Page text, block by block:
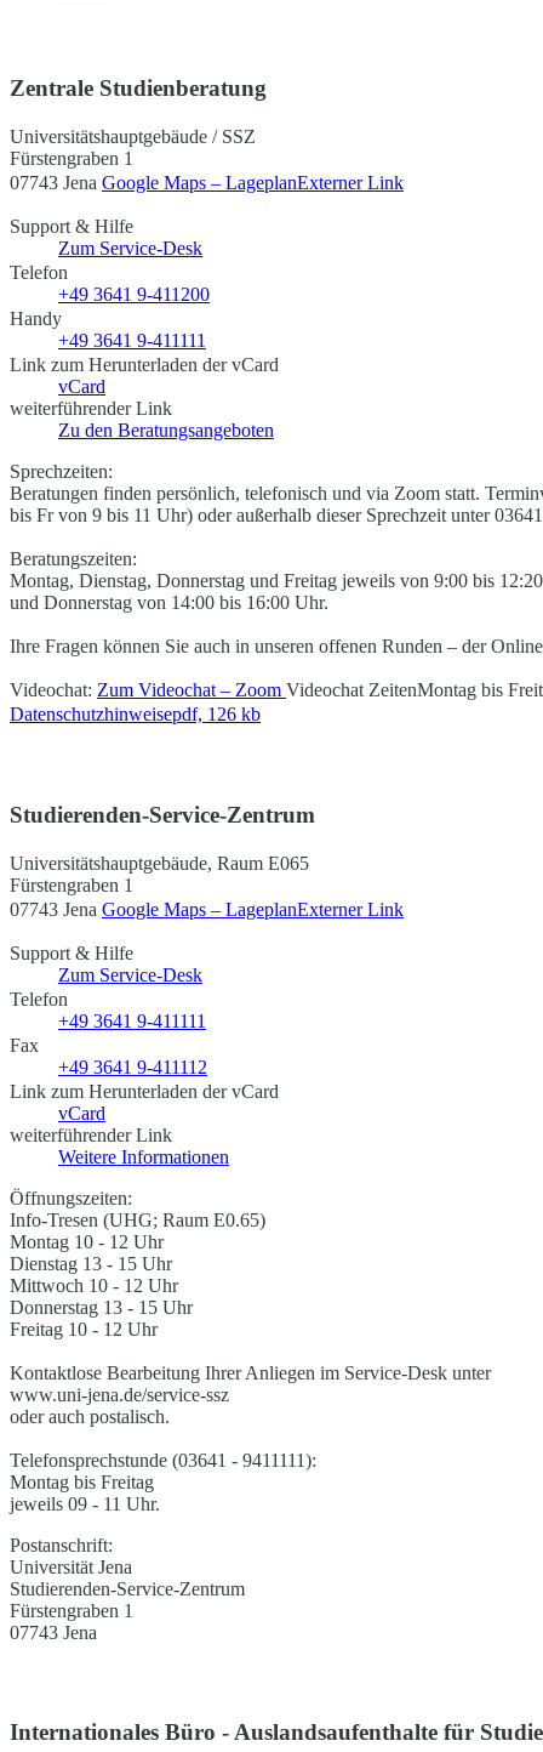
Zentrale Studienberatung
Universitätshauptgebäude / SSZ
Fürstengraben 1
07743 Jena Google Maps – LageplanExterner Link
Support & Hilfe
Zum Service-Desk
Telefon
+49 3641 9-411200
Handy
+49 3641 9-411111
Link zum Herunterladen der vCard
vCard
weiterführender Link
Zu den Beratungsangeboten
Sprechzeiten:
Beratungen finden persönlich, telefonisch und via Zoom statt.
bis Fr von 9 bis 11 Uhr) oder außerhalb dieser Sprechzeit unter
Beratungszeiten:
Montag, Dienstag, Donnerstag und Freitag jeweils von 9:00 bis
und Donnerstag von 14:00 bis 16:00 Uhr.
Ihre Fragen können Sie auch in unseren offenen Runden – der
Videochat: Zum Videochat – Zoom Videochat ZeitenMontag bis
Datenschutzhinweisepdf, 126 kb
Studierenden-Service-Zentrum
Universitätshauptgebäude, Raum E065
Fürstengraben 1
07743 Jena Google Maps – LageplanExterner Link
Support & Hilfe
Zum Service-Desk
Telefon
+49 3641 9-411111
Fax
+49 3641 9-411112
Link zum Herunterladen der vCard
vCard
weiterführender Link
Weitere Informationen
Öffnungszeiten:
Info-Tresen (UHG; Raum E0.65)
Montag 10 - 12 Uhr
Dienstag 13 - 15 Uhr
Mittwoch 10 - 12 Uhr
Donnerstag 13 - 15 Uhr
Freitag 10 - 12 Uhr
Kontaktlose Bearbeitung Ihrer Anliegen im Service-Desk unter
www.uni-jena.de/service-ssz
oder auch postalisch.
Telefonsprechstunde (03641 - 9411111):
Montag bis Freitag
jeweils 09 - 11 Uhr.
Postanschrift:
Universität Jena
Studierenden-Service-Zentrum
Fürstengraben 1
07743 Jena
Internationales Büro - Auslandsaufenthalte für